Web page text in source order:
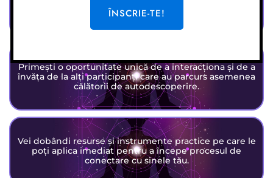
scopurile și direcția în viață, ajutându-te să trăiești mai
aliniat cu valorile tale.
Primești o oportunitate unică de a interacționa și de a
învăța de la alți participanți care au parcurs asemenea
călătorii de autodescoperire.
Vei dobândi resurse și instrumente practice pe care le
poți aplica imediat pentru a începe procesul de
conectare cu sinele tău.
ÎNSCRIE-TE!